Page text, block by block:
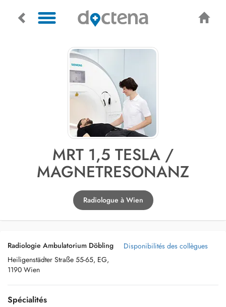
MRT 1,5 TESLA /
MAGNETRESONANZ
Radiologue à Wien
Radiologie Ambulatorium Döbling
Heiligenstädter Straße 55-65, EG,
1190 Wien
Disponibilités des collègues
Spécialités